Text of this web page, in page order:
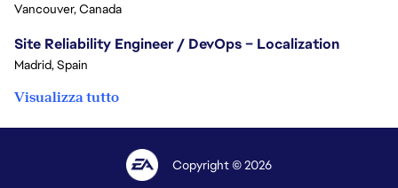
Vancouver, Canada
Site Reliability Engineer / DevOps – Localization
Madrid, Spain
Visualizza tutto
Copyright © 2026